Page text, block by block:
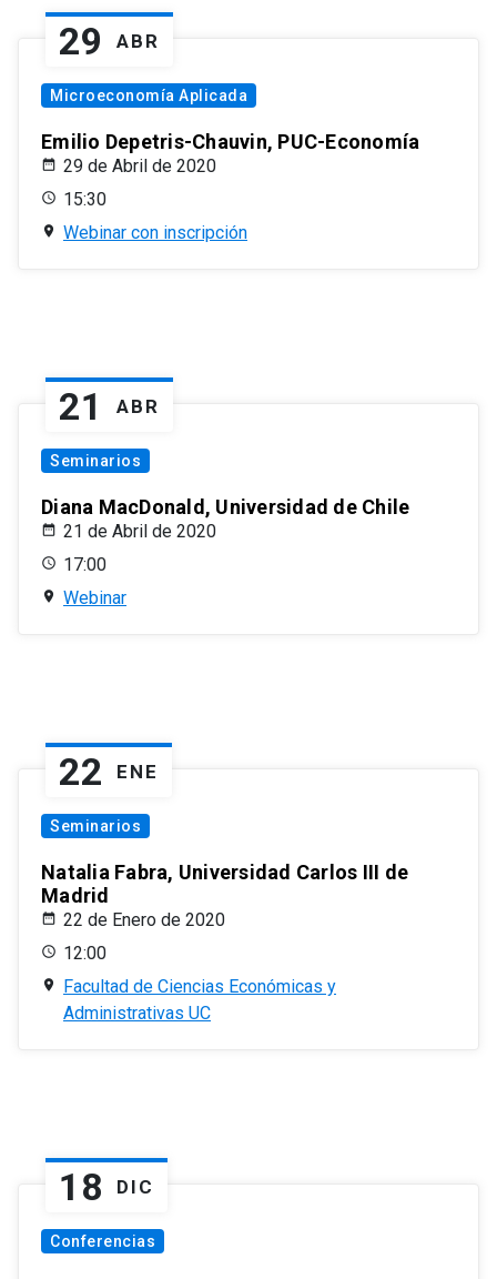
29 ABR
Microeconomía Aplicada
Emilio Depetris-Chauvin, PUC-Economía
29 de Abril de 2020
15:30
Webinar con inscripción
21 ABR
Seminarios
Diana MacDonald, Universidad de Chile
21 de Abril de 2020
17:00
Webinar
22 ENE
Seminarios
Natalia Fabra, Universidad Carlos III de
Madrid
22 de Enero de 2020
12:00
Facultad de Ciencias Económicas y
Administrativas UC
18 DIC
Conferencias